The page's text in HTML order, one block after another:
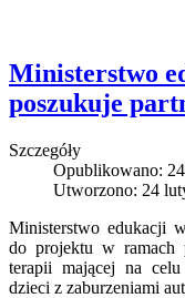
Ministerstwo
poszukuje
Szczegóły
Opublikowano:
Utworzono: 24
Ministerstwo edukacji
do projektu w ramach
terapii mającej na
dzieci z zaburzeniami